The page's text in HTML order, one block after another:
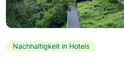
Nachhaltigkeit in Hotels